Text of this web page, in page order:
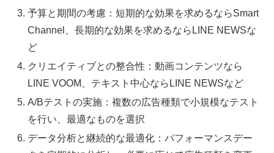
予算と期間の考慮：短期的な効果を求めるならSmart
Channel、長期的な効果を求めるならLINE NEWSな
ど
クリエイティブとの整合性：動画コンテンツなら
LINE VOOM、テキスト中心ならLINE NEWSなど
A/Bテストの実施：複数の広告種類で小規模なテスト
を行い、最適なものを選択
データ分析と継続的な最適化：パフォーマンスデー